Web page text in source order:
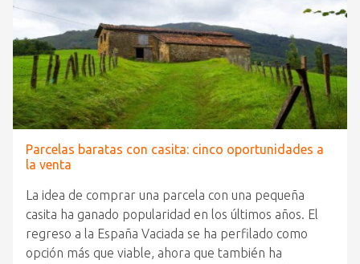
Parcelas baratas con casita: cinco oportunidades a
la venta
La idea de comprar una parcela con una pequeña
casita ha ganado popularidad en los últimos años. El
regreso a la España Vaciada se ha perfilado como
opción más que viable, ahora que también ha